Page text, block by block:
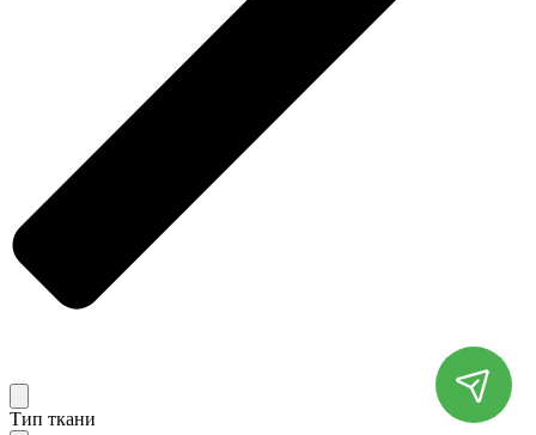
Тип ткани